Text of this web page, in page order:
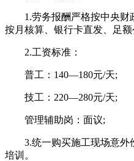
1.劳务报酬严格按中央财
按月核算、银行卡直发、足额
2.工资标准：
普工：140—180元/天;
技工：220—280元/天;
管理辅助岗：面议;
3.统一购买施工现场意外
培训。